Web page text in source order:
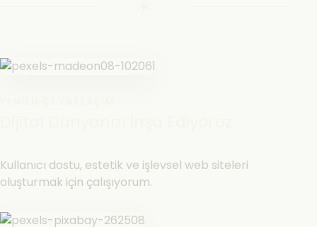
Kullanıcı dostu, estetik ve işlevsel web siteleri
oluşturmak için çalışıyorum.